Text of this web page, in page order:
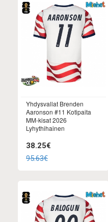
Yhdysvallat Brenden
Aaronson #11 Kotipaita
MM-kisat 2026
Lyhythihainen
38.25€
95.63€